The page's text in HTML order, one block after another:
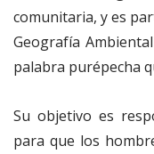
comunitaria, y es
Geografía
palabra purépecha
Su objetivo es
para que los